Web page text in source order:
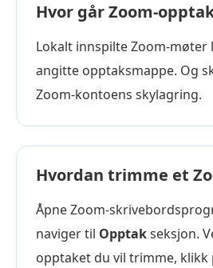
Hvor går Zoom-
Lokalt innspilte Zoom-møter
angitte opptaksmappe. Og
Zoom-kontoens skylagring.
Hvordan trimme et
Åpne Zoom-
naviger til Opptakseksjon.
opptaket du vil trimme, klikk